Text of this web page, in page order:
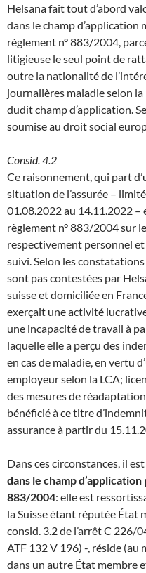
Helsana fait tout d’abord
dans le champ
règlement n° 883/2004,
litigieuse le seul point de
outre la nationalité de
journalières maladie selon
dudit champ d’application.
soumise au droit social
Consid. 4.2
Ce raisonnement, qui part
situation de l’assurée –
01.08.2022 au 14.11.2022 –
règlement n° 883/2004 sur
respectivement personnel
suivi. Selon les
sont pas contestées par
suisse et domiciliée en
exerçait une activité
une incapacité de travail à
laquelle elle a perçu des
en cas de maladie, en vertu
employeur selon la LCA;
des mesures de
bénéficié à ce titre
assurance à partir du
Dans ces circonstances, il est
dans le champ
883/2004: elle est
la Suisse étant réputée État
consid. 3.2 de l’arrêt C 226/
ATF 132 V 196) -, réside
dans un autre État membre